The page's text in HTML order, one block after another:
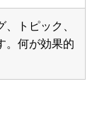
トピック、
。何が効果的